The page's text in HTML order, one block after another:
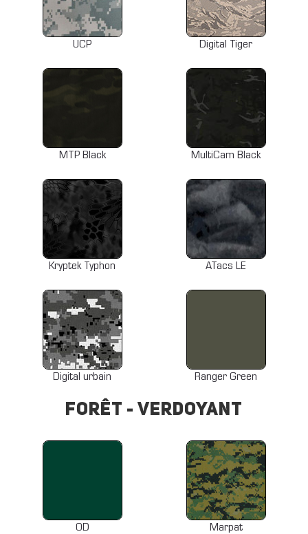
UCP Digital Tiger
MTP Black MultiCam Black
Kryptek Typhon ATacs LE
Digital urbain Ranger Green
Forêt - Verdoyant
OD Marpat